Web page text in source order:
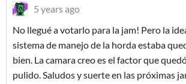
5 years ago
No llegué a votarlo para la jam! Pero la
sistema de manejo de la horda estaba
bien. La camara creo es el factor que
pulido. Saludos y suerte en las próximas